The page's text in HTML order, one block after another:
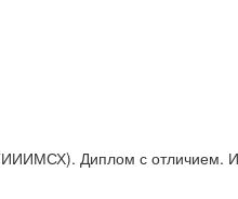
Диплом с отличием.